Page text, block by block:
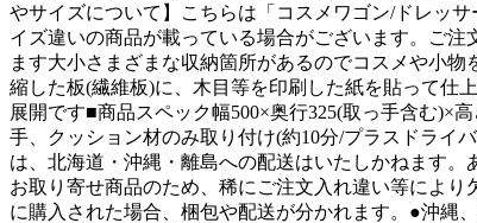
やサイズについて】こちらは「コスメワゴン/ドレッ
イズ違いの商品が載っている場合がございます。ご
ます大小さまざまな収納箇所があるのでコスメや小
縮した板(繊維板)に、木目等を印刷した紙を貼って仕
展開です■商品スペック幅500×奥行325(取っ手含む)×
手、クッション材のみ取り付け(約10分/プラスドライ
は、北海道・沖縄・離島への配送はいたしかねます
お取り寄せ商品のため、稀にご注文入れ違い等によ
に購入された場合、梱包や配送が分かれます。●沖縄